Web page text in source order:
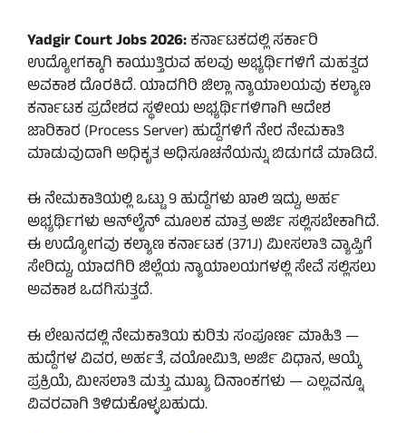
Yadgir Court Jobs 2026:ಕರ್ನಾಟಕದಲ್ಲಿ ಸರ್ಕಾರಿ
ಉದ್ಯೋಗಕ್ಕಾಗಿ ಕಾಯುತ್ತಿರುವ ಹಲವು ಅಭ್ಯರ್ಥಿಗಳಿಗೆ ಮಹತ್ವದ
ಅವಕಾಶ ದೊರಕಿದೆ. ಯಾದಗಿರಿ ಜಿಲ್ಲಾ ನ್ಯಾಯಾಲಯವು ಕಲ್ಯಾಣ
ಕರ್ನಾಟಕ ಪ್ರದೇಶದ ಸ್ಥಳೀಯ ಅಭ್ಯರ್ಥಿಗಳಿಗಾಗಿ ಆದೇಶ
ಜಾರಿಕಾರ (Process Server) ಹುದ್ದೆಗಳಿಗೆ ನೇರ ನೇಮಕಾತಿ
ಮಾಡುವುದಾಗಿ ಅಧಿಕೃತ ಅಧಿಸೂಚನೆಯನ್ನು ಬಿಡುಗಡೆ ಮಾಡಿದೆ.
ಈ ನೇಮಕಾತಿಯಲ್ಲಿ ಒಟ್ಟು 9 ಹುದ್ದೆಗಳು ಖಾಲಿ ಇದ್ದು, ಅರ್ಹ
ಅಭ್ಯರ್ಥಿಗಳು ಆನ್‌ಲೈನ್ ಮೂಲಕ ಮಾತ್ರ ಅರ್ಜಿ ಸಲ್ಲಿಸಬೇಕಾಗಿದೆ.
ಈ ಉದ್ಯೋಗವು ಕಲ್ಯಾಣ ಕರ್ನಾಟಕ (371J) ಮೀಸಲಾತಿ ವ್ಯಾಪ್ತಿಗೆ
ಸೇರಿದ್ದು, ಯಾದಗಿರಿ ಜಿಲ್ಲೆಯ ನ್ಯಾಯಾಲಯಗಳಲ್ಲಿ ಸೇವೆ ಸಲ್ಲಿಸಲು
ಅವಕಾಶ ಒದಗಿಸುತ್ತದೆ.
ಈ ಲೇಖನದಲ್ಲಿ ನೇಮಕಾತಿಯ ಕುರಿತು ಸಂಪೂರ್ಣ ಮಾಹಿತಿ —
ಹುದ್ದೆಗಳ ವಿವರ, ಅರ್ಹತೆ, ವಯೋಮಿತಿ, ಅರ್ಜಿ ವಿಧಾನ, ಆಯ್ಕೆ
ಪ್ರಕ್ರಿಯೆ, ಮೀಸಲಾತಿ ಮತ್ತು ಮುಖ್ಯ ದಿನಾಂಕಗಳು — ಎಲ್ಲವನ್ನೂ
ವಿವರವಾಗಿ ತಿಳಿದುಕೊಳ್ಳಬಹುದು.